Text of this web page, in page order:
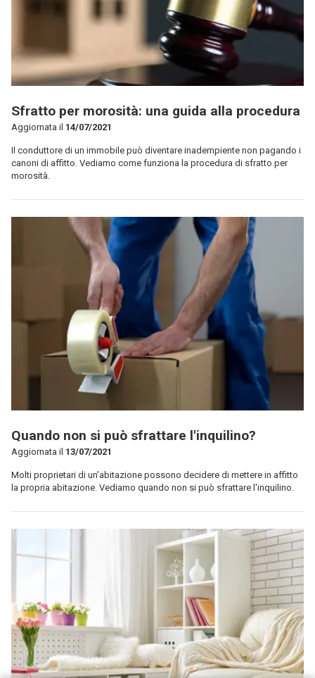
Sfratto per morosità: una guida alla procedura
Aggiornata il 14/07/2021
Il conduttore di un immobile può diventare inadempiente non pagando i
canoni di affitto. Vediamo come funziona la procedura di sfratto per
morosità.
Quando non si può sfrattare l'inquilino?
Aggiornata il 13/07/2021
Molti proprietari di un’abitazione possono decidere di mettere in affitto
la propria abitazione. Vediamo quando non si può sfrattare l'inquilino.